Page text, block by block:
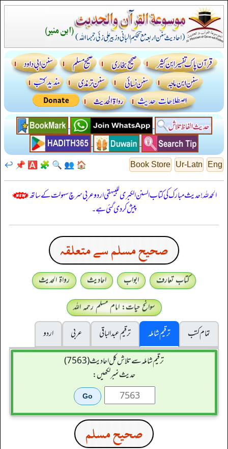
Eng
Ur-Latn
Book Store
🏠
👥
🔍
🧩
🅰️
📌
↩️
الحمدللہ! حدیث مبارک کی کتاب السنن الكبرى للبيهقي اردو عربی سرچ سہولت کے ساتھ
پیش کر دی گئی ہے۔
صحيح مسلم سے متعلقہ
کتاب تعارف ابواب احادیث
رواۃ الحدیث
سوانح حیات: امام مسلم رحمہ اللہ
تمام کتب
ترقیم شاملہ ترقيم عبدالباقی عربی
اردو
ترقیم شاملہ سے تلاش کل احادیث (7563)
حدیث نمبر لکھیں:
صحيح مسلم